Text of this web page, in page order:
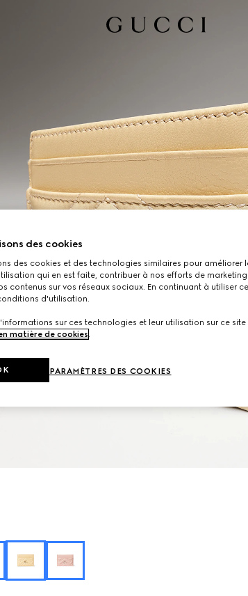
des cookies
des cookies et des technologies similaires pour améliorer
qui en est faite, contribuer à nos efforts de
contenus sur vos réseaux sociaux. En continuant à utiliser
d'utilisation.
sur ces technologies et leur utilisation sur ce
matière de cookies.
PARAMÈTRES DES COOKIES